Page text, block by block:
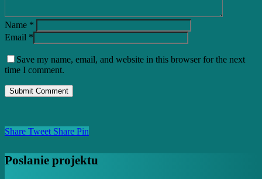
Name *
Email *
Save my name, email, and website in this browser for the next
time I comment.
Share Tweet Share Pin
Poslanie projektu